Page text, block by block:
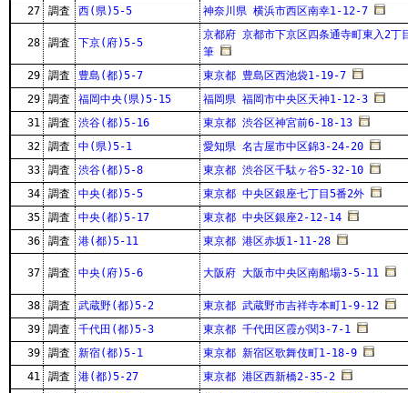
27
調査 西(県)5-5 神奈川県 横浜市西区南幸1-12-7
28 調査 下京(府)5-5
京都府 京都市下京区四条通寺町東入2丁
筆
29
調査 豊島(都)5-7
東京都 豊島区西池袋1-19-7
29
調査 福岡中央(県)5-15
福岡県 福岡市中央区天神1-12-3
31
調査 渋谷(都)5-16
東京都 渋谷区神宮前6-18-13
32
調査 中(県)5-1
愛知県 名古屋市中区錦3-24-20
33
調査 渋谷(都)5-8
東京都 渋谷区千駄ヶ谷5-32-10
34
調査 中央(都)5-5
東京都 中央区銀座七丁目5番2外
35
調査 中央(都)5-17
東京都 中央区銀座2-12-14
36
調査 港(都)5-11 東京都 港区赤坂1-11-28
37 調査 中央(府)5-6 大阪府 大阪市中央区南船場3-5-11
38 調査 武蔵野(都)5-2
東京都 武蔵野市吉祥寺本町1-9-12
39
調査 千代田(都)5-3
東京都 千代田区霞が関3-7-1
39
調査 新宿(都)5-1
東京都 新宿区歌舞伎町1-18-9
41
調査 港(都)5-27
東京都 港区西新橋2-35-2